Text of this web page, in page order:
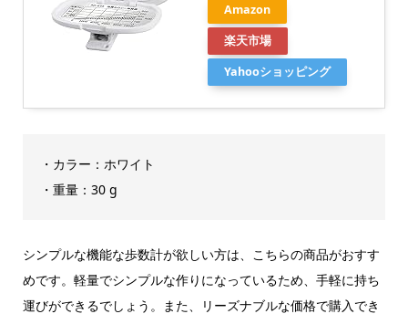
Amazon
楽天市場
Yahooショッピング
・カラー：ホワイト
・重量：30 g
シンプルな機能な歩数計が欲しい方は、こちらの商品がおすす
めです。軽量でシンプルな作りになっているため、手軽に持ち
運びができるでしょう。また、リーズナブルな価格で購入でき